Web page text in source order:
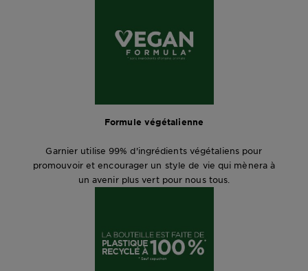
Formule végétalienne
Garnier utilise 99% d'ingrédients végétaliens pour
promouvoir et encourager un style de vie qui mènera à
un avenir plus vert pour nous tous.